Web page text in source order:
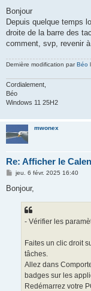
s
a
g
Bonjour
Depuis quelque temps
droite de la barre des
comment, svp, revenir
Dernière modification parBéo
Cordialement,
Béo
Windows 11 25H2
mwonex
Re: Afficher le
M
s
jeu. 6 févr. 2025 16:40
Bonjour,
- Vérifier les
Faites un clic droit
tâches.
Allez dans
badges sur les
Redémarrez votre